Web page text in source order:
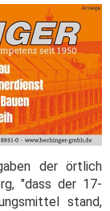
der örtlich
"dass der 17-
stand,